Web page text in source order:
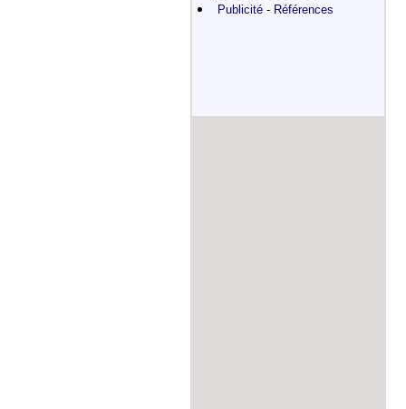
Publicité- Références